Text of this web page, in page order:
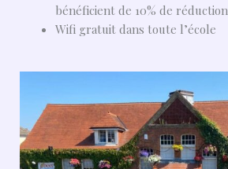
bénéficient de 10% de réduction
Wifi gratuit dans toute l’école